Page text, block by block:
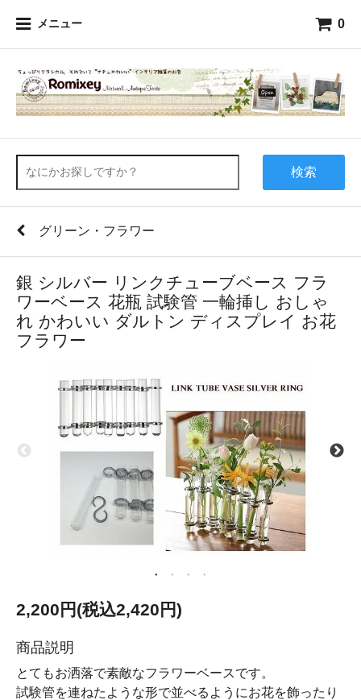
メニュー 0
検索
グリーン・フラワー
銀 シルバー リンクチューブベース フラ
ワーベース 花瓶 試験管 一輪挿し おしゃ
れ かわいい ダルトン ディスプレイ お花
フラワー
2,200円(税込2,420円)
商品説明
とてもお洒落で素敵なフラワーベースです。
試験管を連ねたような形で並べるようにお花を飾ったり